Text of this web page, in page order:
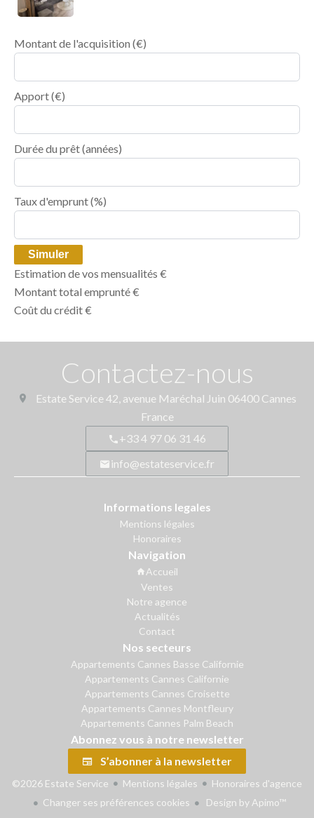
Montant de l'acquisition (€)
Apport(€)
Durée du prêt(années)
Taux d'emprunt(%)
Simuler
Estimation de vos mensualités €
Montant total emprunté€
Coût du crédit€
Contactez-nous
Estate Service42, avenue Maréchal Juin 06400 Cannes
France
+33 4 97 06 31 46
info@estateservice.fr
Informations legales
Mentions légales
Honoraires
Navigation
Accueil
Ventes
Notre agence
Actualités
Contact
Nos secteurs
Appartements Cannes Basse Californie
Appartements Cannes Californie
Appartements Cannes Croisette
Appartements Cannes Montfleury
Appartements Cannes Palm Beach
Abonnez vous à notre newsletter
S’abonner à la newsletter
©2026 Estate Service Mentions légales
Honoraires d'agence
Changer ses préférences cookies
Design byApimo™